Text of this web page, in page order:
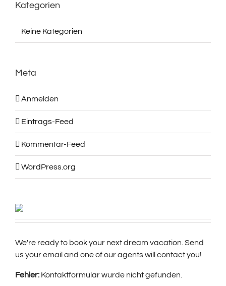
Kategorien
Keine Kategorien
Meta
Anmelden
Eintrags-Feed
Kommentar-Feed
WordPress.org
We're ready to book your next dream vacation. Send
us your email and one of our agents will contact you!
Fehler: Kontaktformular wurde nicht gefunden.